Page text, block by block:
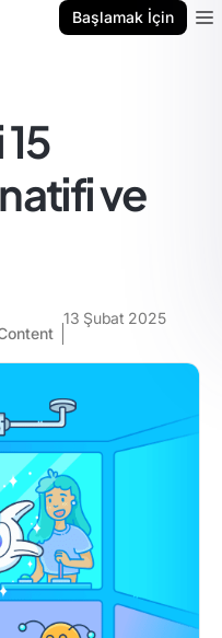
Başlamak İçin
ve
13 Şubat 2025